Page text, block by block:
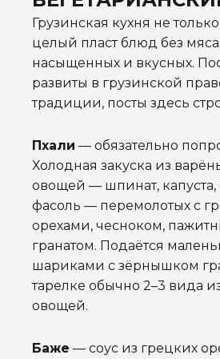
Грузинская кухня не
целый пласт блюд без
насыщенных и вкусных.
развиты в грузинской
традиции, посты здесь
Пхали — обязательно
Холодная закуска из
овощей — шпинат, капуста,
фасоль — перемолотых с
орехами, чесноком,
гранатом. Подаётся
шариками с зёрнышком
тарелке обычно 2–3 вида
овощей.
Баже — соус из грецких